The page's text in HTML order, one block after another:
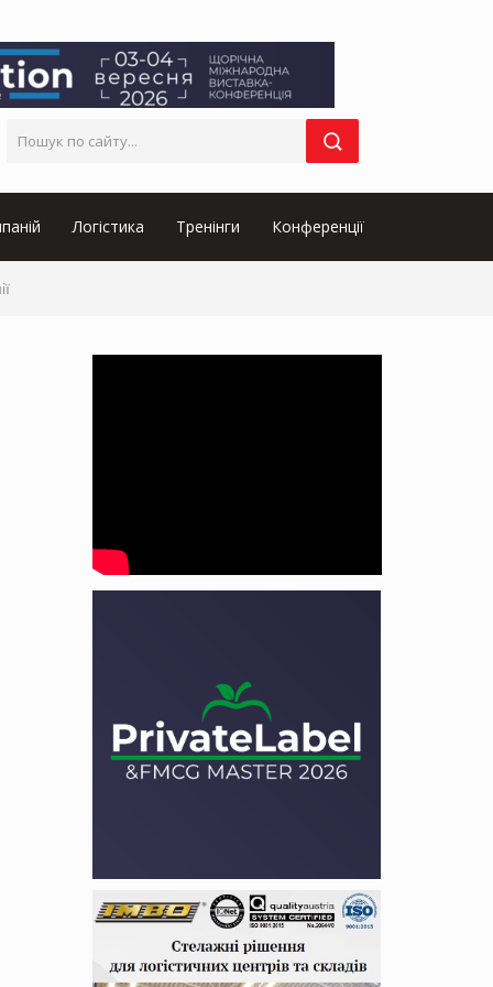
Логістика Тренінги Конференції